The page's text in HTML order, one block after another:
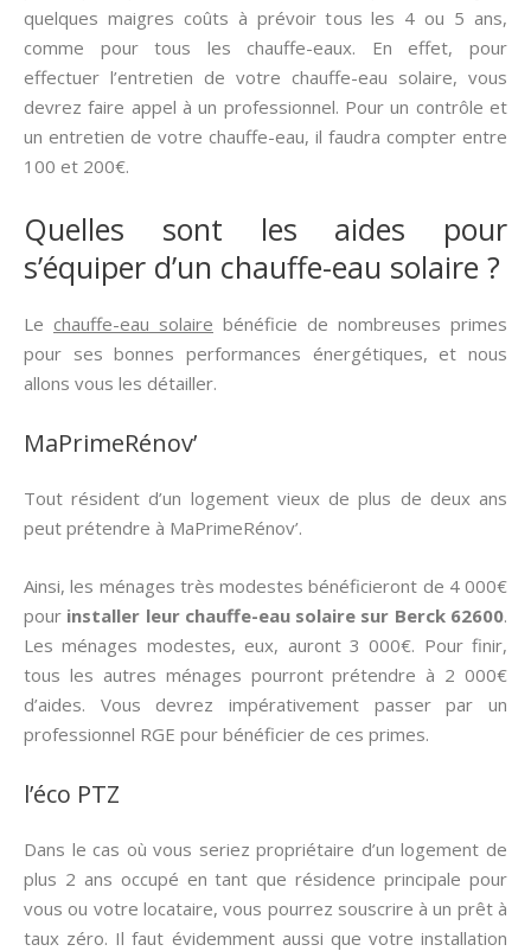
quelques maigres coûts à prévoir tous les 4 ou 5 ans,
comme pour tous les chauffe-eaux. En effet, pour
effectuer l’entretien de votre chauffe-eau solaire, vous
devrez faire appel à un professionnel. Pour un contrôle et
un entretien de votre chauffe-eau, il faudra compter entre
100 et 200€.
Quelles sont les aides pour
s’équiper d’un chauffe-eau solaire ?
Le chauffe-eau solaire bénéficie de nombreuses primes
pour ses bonnes performances énergétiques, et nous
allons vous les détailler.
MaPrimeRénov’
Tout résident d’un logement vieux de plus de deux ans
peut prétendre à MaPrimeRénov’.
Ainsi, les ménages très modestes bénéficieront de 4 000€
pour installer leur chauffe-eau solaire sur Berck 62600.
Les ménages modestes, eux, auront 3 000€. Pour finir,
tous les autres ménages pourront prétendre à 2 000€
d’aides. Vous devrez impérativement passer par un
professionnel RGE pour bénéficier de ces primes.
l’éco PTZ
Dans le cas où vous seriez propriétaire d’un logement de
plus 2 ans occupé en tant que résidence principale pour
vous ou votre locataire, vous pourrez souscrire à un prêt à
taux zéro. Il faut évidemment aussi que votre installation